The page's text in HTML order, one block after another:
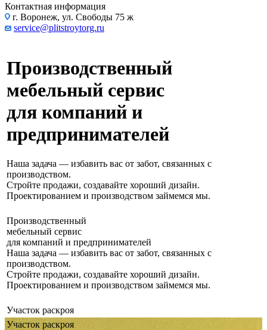
Контактная информация
г. Воронеж, ул. Свободы 75 ж
service@plitstroytorg.ru
Производственный
мебельный сервис
для компаний и
предпринимателей
Наша задача — избавить вас от забот, связанных с
производством.
Стройте продажи, создавайте хороший дизайн.
Проектированием и производством займемся мы.
Производственный
мебельный сервис
для компаний и предпринимателей
Наша задача — избавить вас от забот, связанных с
производством.
Стройте продажи, создавайте хороший дизайн.
Проектированием и производством займемся мы.
Участок раскроя
Участок раскроя